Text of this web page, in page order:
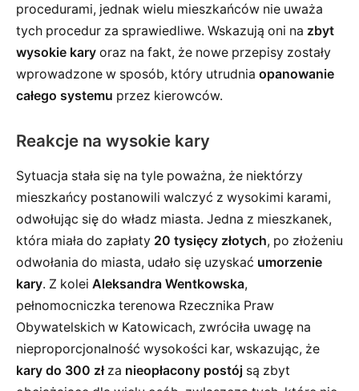
procedurami, jednak wielu mieszkańców nie uważa
tych procedur za sprawiedliwe. Wskazują oni na zbyt
wysokie kary oraz na fakt, że nowe przepisy zostały
wprowadzone w sposób, który utrudnia opanowanie
całego systemu przez kierowców.
Reakcje na wysokie kary
Sytuacja stała się na tyle poważna, że niektórzy
mieszkańcy postanowili walczyć z wysokimi karami,
odwołując się do władz miasta. Jedna z mieszkanek,
która miała do zapłaty 20 tysięcy złotych, po złożeniu
odwołania do miasta, udało się uzyskać umorzenie
kary. Z kolei Aleksandra Wentkowska,
pełnomocniczka terenowa Rzecznika Praw
Obywatelskich w Katowicach, zwróciła uwagę na
nieproporcjonalność wysokości kar, wskazując, że
kary do 300 złza nieopłacony postój są zbyt